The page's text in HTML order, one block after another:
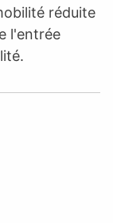
réduite
l'entrée